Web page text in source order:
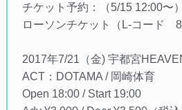
チケット予約：（5/15 12:00〜）
ローソンチケット（L-コード
2017年7/21（金) 宇都宮
ACT：DOTAMA / 岡崎体育
Open 18:00 / Start 19:00